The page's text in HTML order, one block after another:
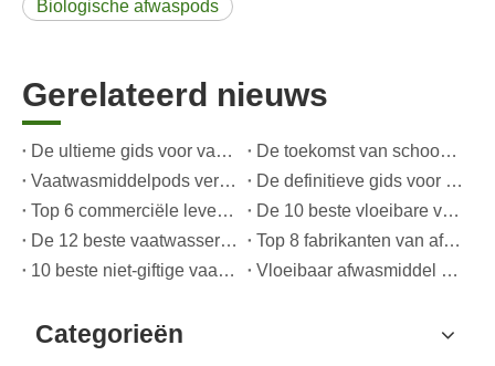
Biologische afwaspods
Gerelateerd nieuws
De ultieme gids voor vaatwasmiddelen: peulen versus wasmiddelen Tabletten versus. Poeder
De toekomst van schoon: waarom plantaardige vaatwasserpods populair zijn in 2026
Vaatwasmiddelpods versus poeder: een deskundige gids voor het kiezen van het beste wasmiddel
De definitieve gids voor het kiezen van de beste vaatwassercapsules voor glaswerk en delicate artikelen
Top 6 commerciële leveranciers van vaatwasmiddel ter wereld (OEM- en kopersgids 2026)
De 10 beste vloeibare vaatwasmiddelen voor 2026 (volledige gids voor consumenten en OEM-kopers
De 12 beste vaatwasserpods in 2025 (plus een praktische OEM-kopersgids)
Top 8 fabrikanten van afwasmiddel in 2026 (OEM- en private label-gids)
10 beste niet-giftige vaatwasmiddelen in 2026: veilige, milieuvriendelijke en OEM-vriendelijke gids
Vloeibaar afwasmiddel versus afwasmiddel: belangrijkste verschillen, voordelen en OEM-toepassingen (expertgids 2026)
Categorieën